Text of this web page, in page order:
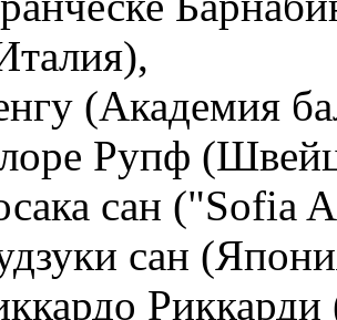
(Академия
Рупф
сан ("Sofia
сан